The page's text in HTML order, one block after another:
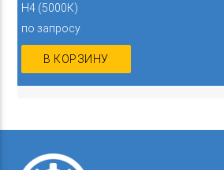
H4 (5000К)
по запросу
В КОРЗИНУ